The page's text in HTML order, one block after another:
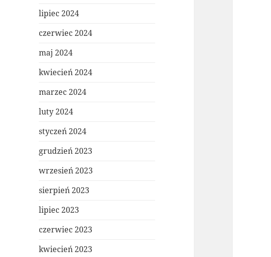
lipiec 2024
czerwiec 2024
maj 2024
kwiecień 2024
marzec 2024
luty 2024
styczeń 2024
grudzień 2023
wrzesień 2023
sierpień 2023
lipiec 2023
czerwiec 2023
kwiecień 2023